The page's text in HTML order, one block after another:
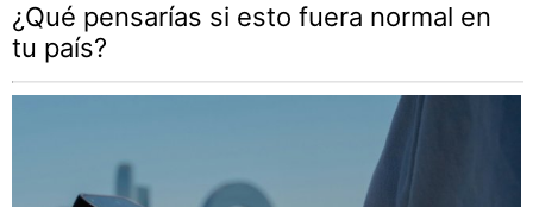
¿Qué pensarías si esto fuera normal en
tu país?